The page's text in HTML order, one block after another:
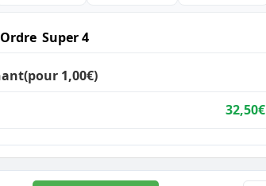
Super 4
(pour 1,00€)
32,50€